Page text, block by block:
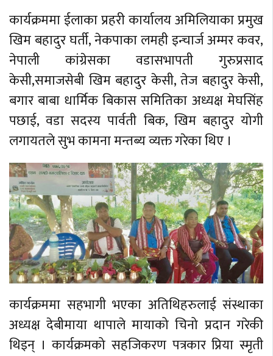
कार्यक्रममा ईलाका प्रहरी कार्यालय अमिलियाका प्रमुख
खिम बहादुर घर्ती, नेकपाका लमही इन्चार्ज अम्मर कवर,
नेपाली कांग्रेसका वडासभापती गुरुप्रसाद
केसी,समाजसेबी खिम बहादुर केसी, तेज बहादुर केसी,
बगार बाबा धार्मिक बिकास समितिका अध्यक्ष मेघसिंह
पछाई, वडा सदस्य पार्वती बिक, खिम बहादुर योगी
लगायतले सुभ कामना मन्तब्य व्यक्त गरेका थिए ।
कार्यक्रममा सहभागी भएका अतिथिहरुलाई संस्थाका
अध्यक्ष देबीमाया थापाले मायाको चिनो प्रदान गरेकी
थिइन् । कार्यक्रमको सहजिकरण पत्रकार प्रिया स्मृती